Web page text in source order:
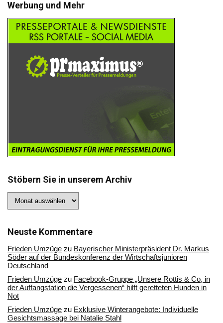
Werbung und Mehr
Stöbern Sie in unserem Archiv
Sie
Archiv
Neuste Kommentare
Frieden Umzüge zu Bayerischer Ministerpräsident Dr. Markus
Söder auf der Bundeskonferenz der Wirtschaftsjunioren
Deutschland
Frieden Umzüge zu Facebook-Gruppe „Unsere Rottis & Co, in
der Auffangstation die Vergessenen“ hilft geretteten Hunden in
Not
Frieden Umzüge zu Exklusive Winterangebote: Individuelle
Gesichtsmassage bei Natalie Stahl